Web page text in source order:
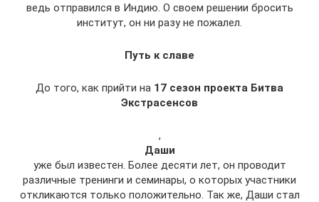
ведь отправился в Индию. О своем решении бросить
институт, он ни разу не пожалел.
Путь к славе
До того, как прийти на 17 сезон проекта Битва
Экстрасенсов
,
Даши
уже был известен. Более десяти лет, он проводит
различные тренинги и семинары, о которых участники
откликаются только положительно. Так же, Даши стал